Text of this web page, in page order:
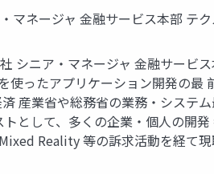
マネージャ 金融サービス本部 テ
シニア・マネージャ 金融サービ
ったアプリケーション開発の
産業省や総務省の業務・システ
として、多くの企業・個人の開
Reality 等の訴求活動を経